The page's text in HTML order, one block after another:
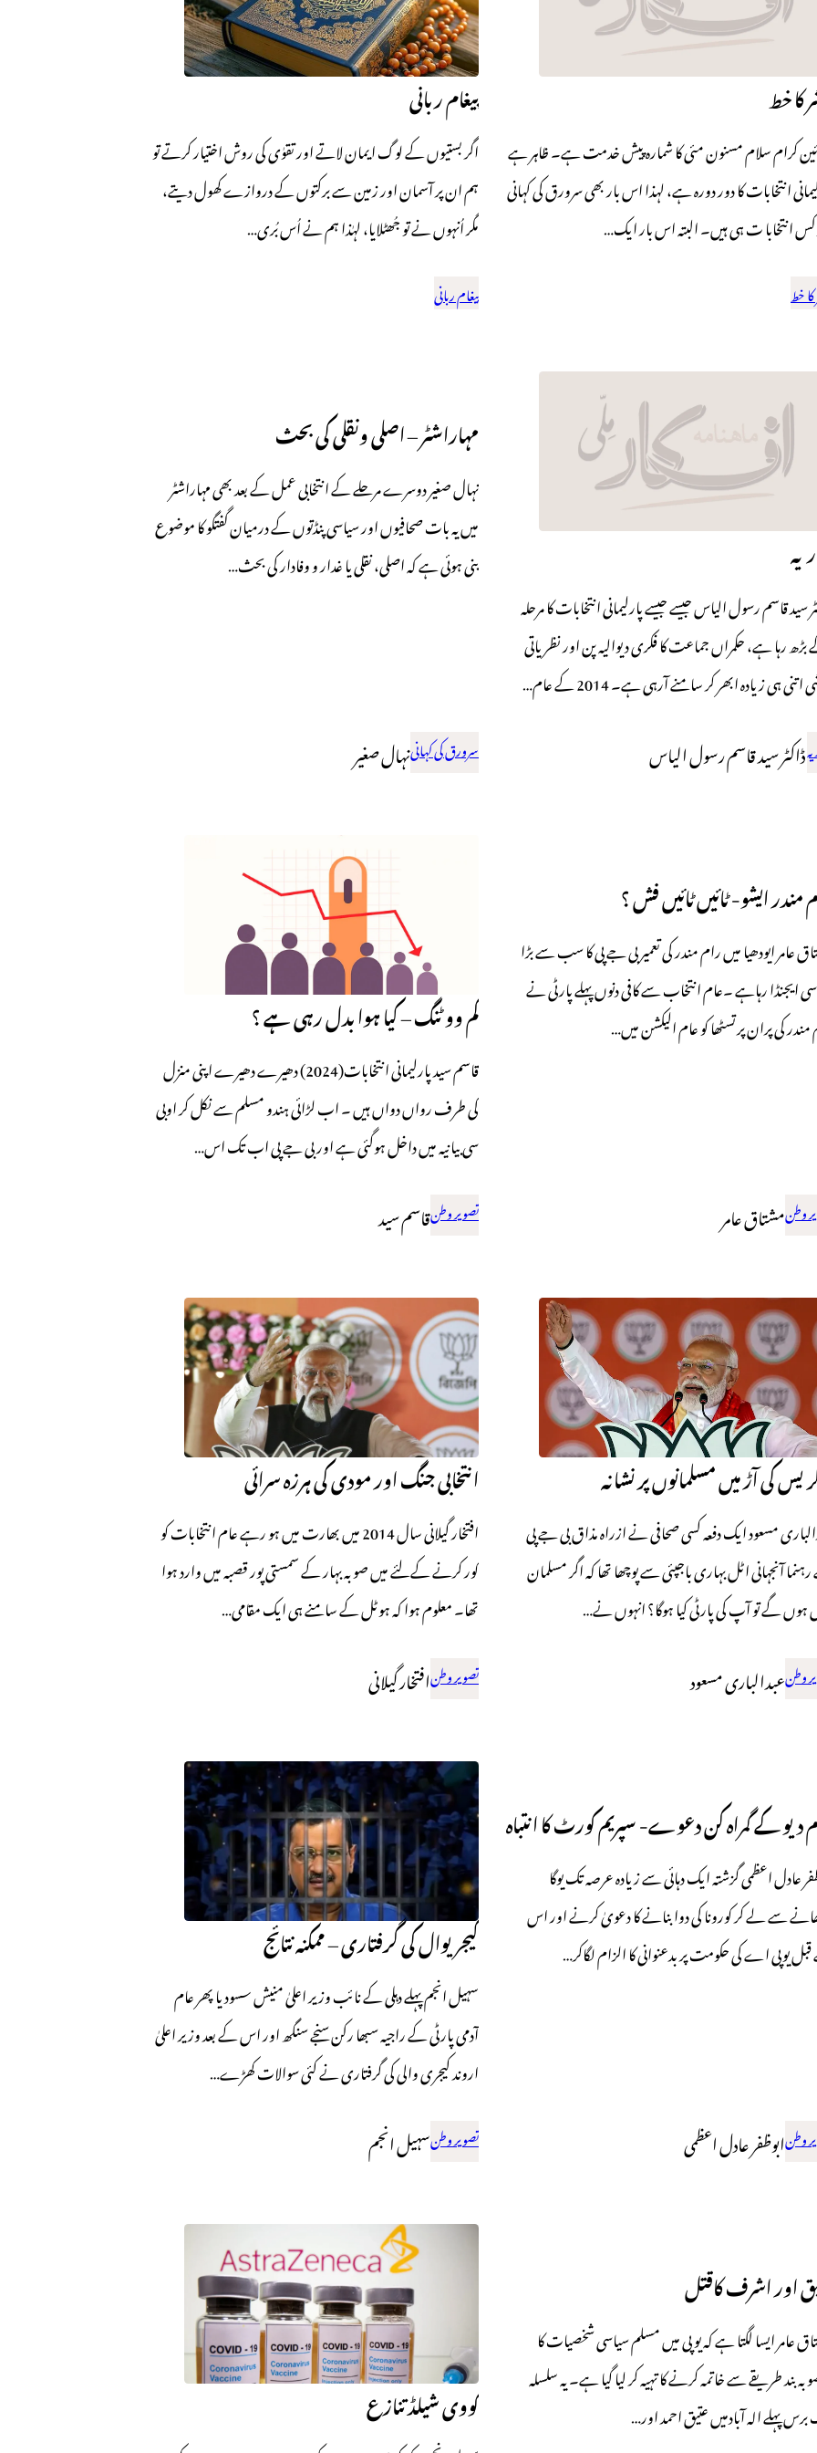
کا خط
کرام سلام مسنون مئی کا شمارہ پیش خدمت ہے۔ ظاہر ہے
انتخابات کا دور دورہ ہے، لہذا اس بار بھی سرورق کی کہانی
انتخابا ت ہی ہیں۔ البتہ اس بار ایک…
خط
پیغام ربانی
اگر بستیوں کے لوگ ایمان لاتے اور تقوٰی کی روش اختیار کرتے تو
ہم ان پر آسمان اور زمین سے برکتوں کے دروازے کھول دیتے،
مگر اُنہوں نے تو جُھٹلایا، لہٰذا ہم نے اُس بُری…
پیغام ربانی
سید قاسم رسول الیاس جیسے جیسے پارلیمانی انتخابات کا مرحلہ
رہا ہے، حکمراں جماعت کا فکری دیوالیہ پن اور نظریاتی
اتنی ہی زیادہ ابھر کر سامنے آرہی ہے۔ 2014 کے عام…
ڈاکٹر سید قاسم رسول الیاس
مہاراشٹر – اصلی ونقلی کی بحث
نہال صغیر دوسرے مرحلے کے انتخابی عمل کے بعد بھی مہاراشٹر
میں یہ بات صحافیوں اور سیاسی پنڈتوں کے درمیان گفتگو کا موضوع
بنی ہوئی ہے کہ اصلی، نقلی یا غدار و وفادار کی بحث…
سرورق کی کہانینہال صغیر
مندر ایشو- ٹائیں ٹائیں فش ؟
عامر ایودھیا میں رام مندر کی تعمیر بی جے پی کا سب سے بڑا
ایجنڈا رہاہے ۔عام انتخاب سے کافی دنوں پہلے پارٹی نے
کی پران پرتسٹھا کو عام الیکشن میں…
وطنمشتاق عامر
کم ووٹنگ – کیا ہوا بدل رہی ہے ؟
قاسم سید پارلیمانی انتخابات(2024) دھیرے دھیرے اپنی منزل
کی طرف رواں دواں ہیں ۔ اب لڑائی ہندو مسلم سے نکل کر اوبی
سی بیانیہ میں داخل ہوگئی ہے اور بی جے پی اب تک اس…
تصویر وطنقاسم سید
کی آڑ میں مسلمانوں پر نشانہ
مسعود ایک دفعہ کسی صحافی نے ازراہ مذاق بی جے پی
آنجہانی اٹل بہاری باجپئی سے پوچھا تھا کہ اگر مسلمان
ہوں گے تو آپ کی پارٹی کیا ہوگا؟ انہوں نے…
وطنعبدالباری مسعود
انتخابی جنگ اور مودی کی ہرزہ سرائی
افتخار گیلانی سال 2014 میں بھارت میں ہو رہے عام انتخابات کو
کور کرنے کےلئے میں صوبہ بہار کے سمستی پور قصبہ میں وارد ہوا
تھا۔ معلوم ہوا کہ ہوٹل کے سامنے ہی ایک مقامی…
تصویر وطنافتخار گیلانی
دیو کے گمراہ کن دعوے- سپریم کورٹ کا انتباہ
عادل اعظمی گزشتہ ایک دہائی سے زیادہ عرصہ تک یوگا
سے لے کر کورونا کی دوا بنانے کا دعویٰ کرنے اور اس
یوپی اے کی حکومت پر بدعنوانی کا الزام لگاکر…
وطنابوظفر عادل اعظمی
کیجریوال کی گرفتاری – ممکنہ نتائج
سہیل انجم پہلے دہلی کے نائب وزیر اعلیٰ منیش سسودیا پھر عام
آدمی پارٹی کے راجیہ سبھا رکن سنجے سنگھ اور اس کے بعد وزیر اعلیٰ
اروند کیجری والی کی گرفتاری نے کئی سوالات کھڑے…
تصویر وطنسہیل انجم
اور اشرف کاقتل
عامر ایسا لگتا ہے کہ یو پی میں مسلم سیاسی شخصیات کا
بند طریقے سے خاتمہ کرنے کا تہیہ کر لیا گیا ہے۔ یہ سلسلہ
پہلے الہ آبادمیں عتیق احمد اور…
کووی شیلڈ تنازع